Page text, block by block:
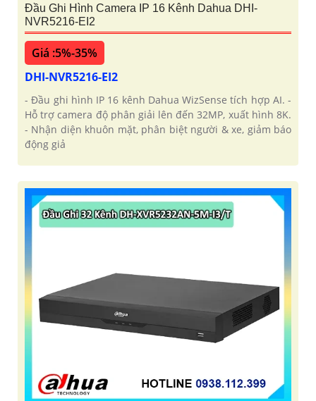
Đầu Ghi Hình Camera IP 16 Kênh Dahua DHI-
NVR5216-EI2
Giá :5%-35%
DHI-NVR5216-EI2
- Đầu ghi hình IP 16 kênh Dahua WizSense tích hợp AI. -
Hỗ trợ camera độ phân giải lên đến 32MP, xuất hình 8K.
- Nhận diện khuôn mặt, phân biệt người & xe, giảm báo
động giả